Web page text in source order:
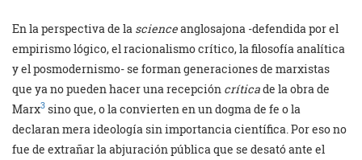
En la perspectiva de la scienceanglosajona -defendida por el
empirismo lógico, el racionalismo crítico, la filosofía analítica
y el posmodernismo- se forman generaciones de marxistas
que ya no pueden hacer una recepción críticade la obra de
Marx3 sino que, o la convierten en un dogma de fe o la
declaran mera ideología sin importancia científica. Por eso no
fue de extrañar la abjuración pública que se desató ante el